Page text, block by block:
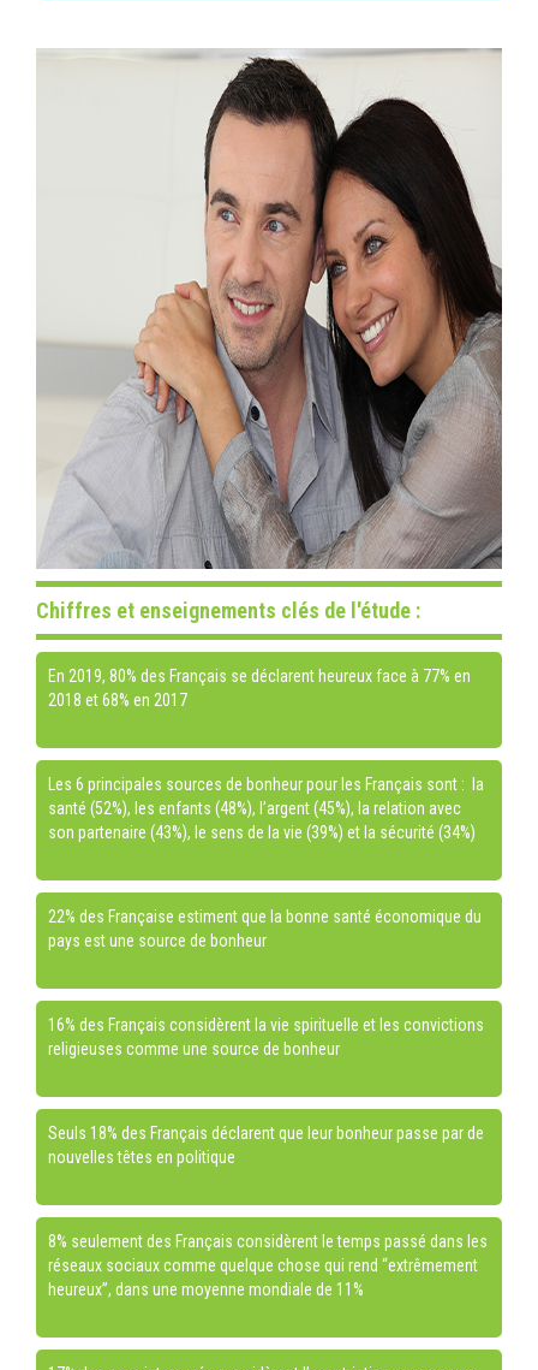
Chiffres et enseignements clés de l'étude :
En 2019, 80% des Français se déclarent heureux face à 77% en
2018 et 68% en 2017
Les 6 principales sources de bonheur pour les Français sont : la
santé (52%), les enfants (48%), l’argent (45%), la relation avec
son partenaire (43%), le sens de la vie (39%) et la sécurité (34%)
22% des Française estiment que la bonne santé économique du
pays est une source de bonheur
16% des Français considèrent la vie spirituelle et les convictions
religieuses comme une source de bonheur
Seuls 18% des Français déclarent que leur bonheur passe par de
nouvelles têtes en politique
8% seulement des Français considèrent le temps passé dans les
réseaux sociaux comme quelque chose qui rend “extrêmement
heureux”, dans une moyenne mondiale de 11%